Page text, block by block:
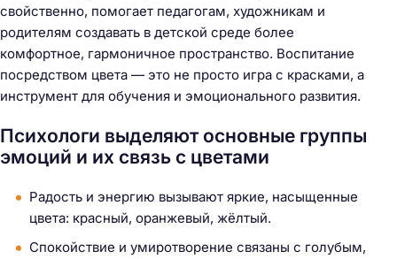
свойственно, помогает педагогам, художникам и
родителям создавать в детской среде более
комфортное, гармоничное пространство. Воспитание
посредством цвета — это не просто игра с красками, а
инструмент для обучения и эмоционального развития.
Психологи выделяют основные группы
эмоций и их связь с цветами
Радость и энергию вызывают яркие, насыщенные
цвета: красный, оранжевый, жёлтый.
Спокойствие и умиротворение связаны с голубым,